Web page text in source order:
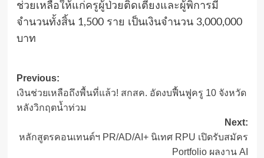
ช่วยเหลือให้แก่ครูผู้ป่วยติดเตียงและผู้พิการมี
จำนวนทั้งสิ้น 1,500 ราย เป็นเงินจำนวน 3,000,000
บาท
Post
navigation
Previous:
เงินช่วยเหลือถึงพื้นที่แล้ว! สกสค. อัดงบฟื้นฟูครู 10 จังหวัด
หลังวิกฤตน้ำท่วม
Next:
หลักสูตรคอนเทนต์ฯ PR/AD/AI+ นิเทศ RPU เปิดรับสมัคร
Portfolio ผลงาน AI